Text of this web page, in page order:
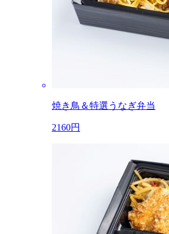
焼き鳥＆特選うなぎ弁当
2160円